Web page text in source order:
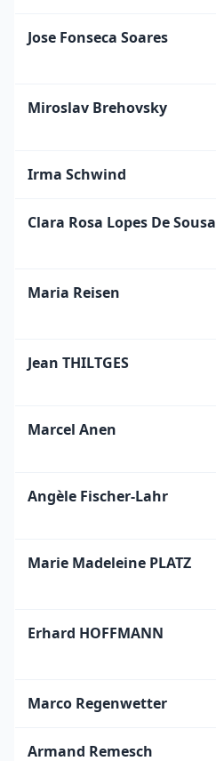
Jose Fonseca Soares
Miroslav Brehovsky
Irma Schwind
Clara Rosa Lopes De Sousa
Maria Reisen
Jean THILTGES
Marcel Anen
Angèle Fischer-Lahr
Marie Madeleine PLATZ
Erhard HOFFMANN
Marco Regenwetter
Armand Remesch